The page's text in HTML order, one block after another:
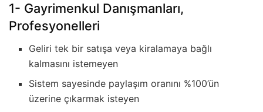
1- Gayrimenkul Danışmanları,
Profesyonelleri
Geliri tek bir satışa veya kiralamaya bağlı
kalmasını istemeyen
Sistem sayesinde paylaşım oranını %100’ün
üzerine çıkarmak isteyen